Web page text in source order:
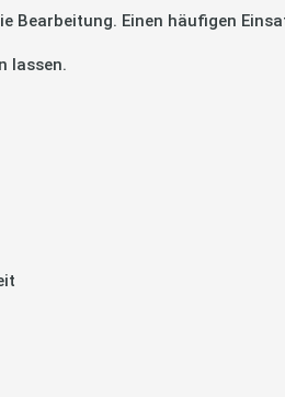
Einen häufigen
lassen.